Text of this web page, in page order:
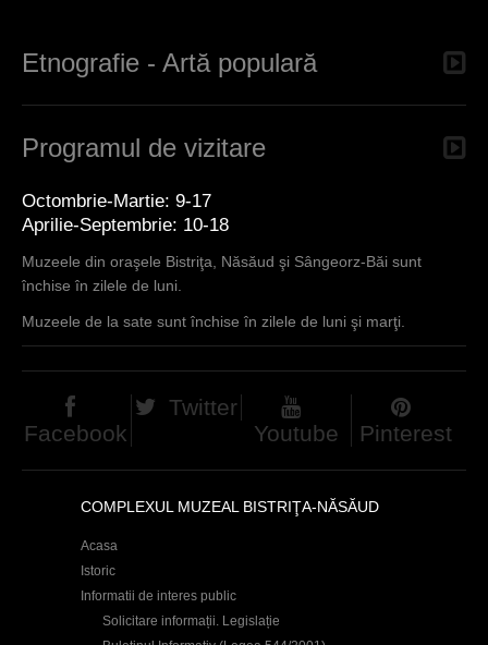
Etnografie - Artă populară
Programul de vizitare
Octombrie-Martie: 9-17
Aprilie-Septembrie: 10-18
Muzeele din oraşele Bistriţa, Năsăud şi Sângeorz-Băi sunt
închise în zilele de luni.
Muzeele de la sate sunt închise în zilele de luni şi marţi.
Facebook
Twitter
Youtube
Pinterest
COMPLEXUL MUZEAL BISTRIŢA-NĂSĂUD
Acasa
Istoric
Informatii de interes public
Solicitare informații. Legislație